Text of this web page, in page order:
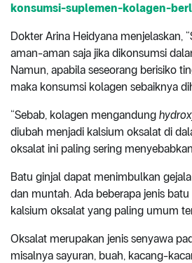
konsumsi-suplemen-kolagen-
Dokter Arina Heidyana menjelaskan,
aman-aman saja jika dikonsumsi
Namun, apabila seseorang berisiko
maka konsumsi kolagen sebaiknya
“Sebab, kolagen mengandung
diubah menjadi kalsium oksalat di
oksalat ini paling sering
Batu ginjal dapat menimbulkan
dan muntah. Ada beberapa jenis
kalsium oksalat yang paling umum
Oksalat merupakan jenis senyawa
misalnya sayuran, buah, kacang-